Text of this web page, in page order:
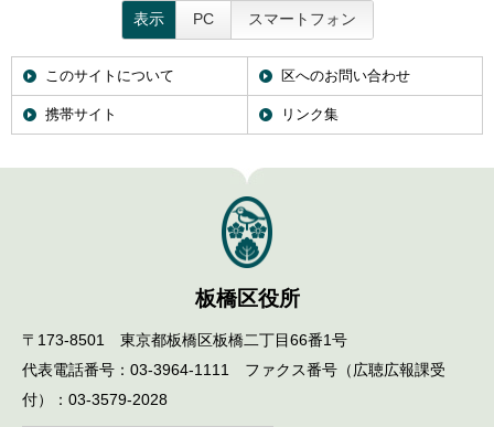
表示 PC スマートフォン
このサイトについて 区へのお問い合わせ
携帯サイト リンク集
板橋区役所
〒173-8501 東京都板橋区板橋二丁目66番1号
代表電話番号：03-3964-1111 ファクス番号（広聴広報課受
付）：03-3579-2028